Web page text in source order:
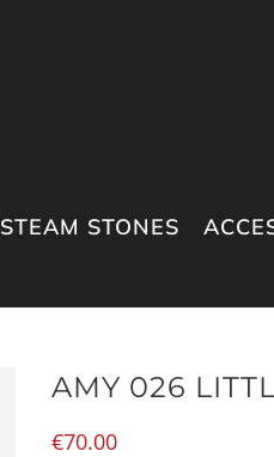
STEAM STONES
AMY 026
€70.00